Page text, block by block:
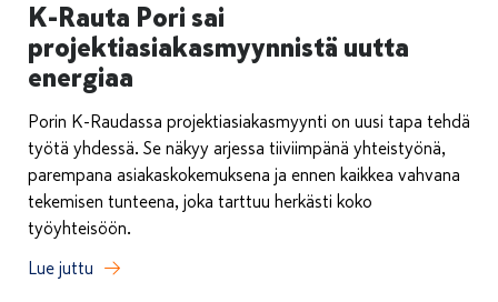
K-Rauta Pori sai
projektiasiakasmyynnistä uutta
energiaa
Porin K-Raudassa projektiasiakasmyynti on uusi tapa tehdä
työtä yhdessä. Se näkyy arjessa tiiviimpänä yhteistyönä,
parempana asiakaskokemuksena ja ennen kaikkea vahvana
tekemisen tunteena, joka tarttuu herkästi koko
työyhteisöön.
Lue juttu